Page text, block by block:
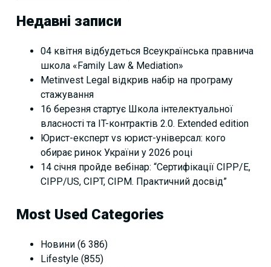
Недавні записи
04 квітня відбудеться Всеукраїнська правнича
школа «Family Law & Mediation»
Metinvest Legal відкрив набір на програму
стажування
16 березня стартує Школа інтелектуальної
власності та IT-контрактів 2.0. Extended edition
Юрист-експерт vs юрист-універсал: кого
обирає ринок України у 2026 році
14 січня пройде вебінар: “Сертифікації СІРР/Е,
CIPP/US, CIPT, CIPM. Практичний досвід”
Most Used Categories
Новини (6 386)
Lifestyle (855)